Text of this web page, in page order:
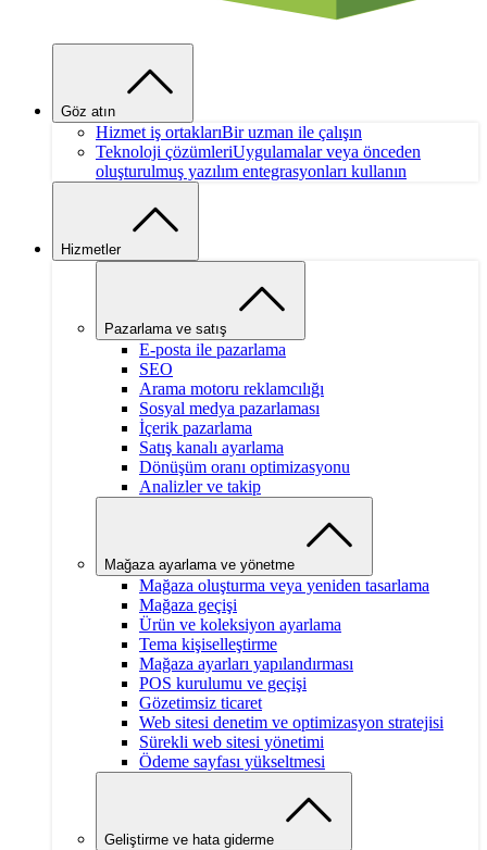
Göz atın
Hizmet iş ortaklarıBir uzman ile çalışın
Teknoloji çözümleriUygulamalar veya önceden
oluşturulmuş yazılım entegrasyonları kullanın
Hizmetler
Pazarlama ve satış
E-posta ile pazarlama
SEO
Arama motoru reklamcılığı
Sosyal medya pazarlaması
İçerik pazarlama
Satış kanalı ayarlama
Dönüşüm oranı optimizasyonu
Analizler ve takip
Mağaza ayarlama ve yönetme
Mağaza oluşturma veya yeniden tasarlama
Mağaza geçişi
Ürün ve koleksiyon ayarlama
Tema kişiselleştirme
Mağaza ayarları yapılandırması
POS kurulumu ve geçişi
Gözetimsiz ticaret
Web sitesi denetim ve optimizasyon stratejisi
Sürekli web sitesi yönetimi
Ödeme sayfası yükseltmesi
Geliştirme ve hata giderme